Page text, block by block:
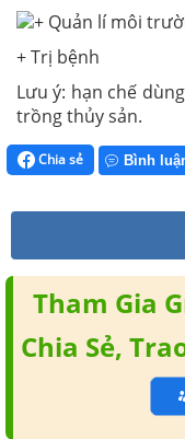
+ Quản lí môi
+ Trị bệnh
Lưu ý: hạn chế
trồng thủy sản.
Chia sẻ Bình
Tham Gia
Chia Sẻ,